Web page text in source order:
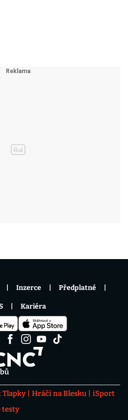
Tlapky Hráči na Blesku
iSport
testy
Inzerce Předplatné
Kariéra